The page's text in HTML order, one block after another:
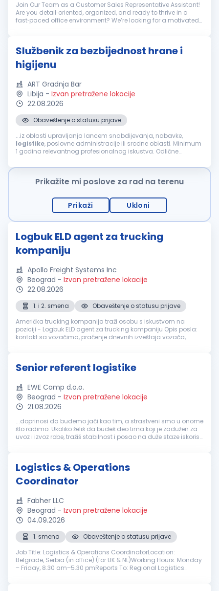
Join Our Team as a Customer Sales Representative Assistant!
Are you detail‑oriented, organized, and ready to thrive in a
fast‑paced office environment? We’re looking for a motivated
Službenik za bezbijednost hrane i
higijenu
ART Gradnja Bar
Libija - Izvan pretražene lokacije
22.08.2026
Obaveštenje o statusu prijave
...iz oblasti upravljanja lancem snabdijevanja, nabavke,
logistike, poslovne administracije ili srodne oblasti. Minimum
1 godina relevantnog profesionalnog iskustva. Odlične
Obezbijeđeno: Avio karte u oba pravca. Zdravstveno
zakonima. Obroci. Smještaj. Internet. Ugovor na 6 mjeseci, sa
engleskom jeziku. Diplomu o stečenom obrazovanju. Sertifikate
o dodatnoj edukaciji i usavršavanju (ukoliko ih posjedujete).
Kontakt podatke dvije profesionalne reference od prethodnih
poslodavaca. Napomena: Samo kandidati koji ispunjavaju
možete nas kontaktirati....
Prikažite mi poslove za rad na terenu
Prikaži Ukloni
Logbuk ELD agent za trucking
kompaniju
Apollo Freight Systems Inc
Beograd - Izvan pretražene lokacije
22.08.2026
1. i 2. smena
Obaveštenje o statusu prijave
Američka trucking kompanija traži osobu s iskustvom na
poziciji - Logbuk ELD agent za trucking kompaniju Opis posla:
kontakt sa vozačima, praćenje dnevnih izveštaja vozača,
Senior referent logistike
EWE Comp d.o.o.
Beograd - Izvan pretražene lokacije
21.08.2026
...doprinosi da budemo jači kao tim, a strastveni smo u onome
što radimo. Ukoliko želiš da budeš deo tima koji je zadužen za
uvoz i izvoz robe, tražiš stabilnost i posao na duže staze iskoristi
Logistics & Operations
Coordinator
Fabher LLC
Beograd - Izvan pretražene lokacije
04.09.2026
1. smena
Obaveštenje o statusu prijave
Job Title: Logistics & Operations CoordinatorLocation:
Belgrade, Serbia (in office) (for UK & NL)Working Hours: Monday
– Friday, 8.30 am–5.30 pmReports To: Regional Logistics